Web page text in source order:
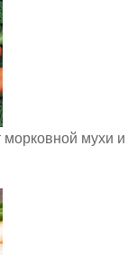
мухи и